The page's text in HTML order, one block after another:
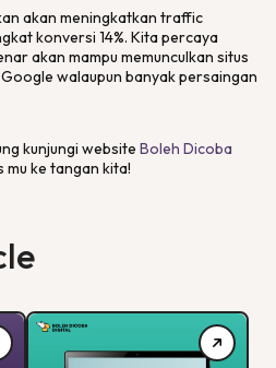
akan meningkatkan traffic
konversi 14%. Kita percaya
akan mampu memunculkan situs
walaupun banyak persaingan
kunjungi website Boleh Dicoba
ke tangan kita!